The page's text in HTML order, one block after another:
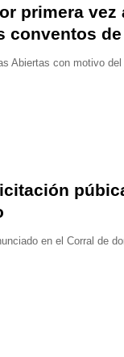
primera
conventos de
Abiertas con motivo del
en el Corral de